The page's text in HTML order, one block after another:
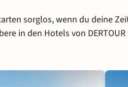
sorglos, wenn du deine
in den Hotels von